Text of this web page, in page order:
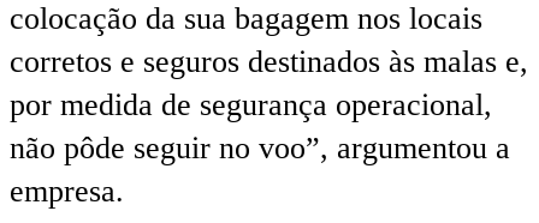
colocação da sua bagagem nos locais
corretos e seguros destinados às malas e,
por medida de segurança operacional,
não pôde seguir no voo”, argumentou a
empresa.